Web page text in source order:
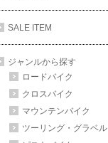
SALE ITEM
ジャンルから探す
ロードバイク
クロスバイク
マウンテンバイク
ツーリング・グラベル